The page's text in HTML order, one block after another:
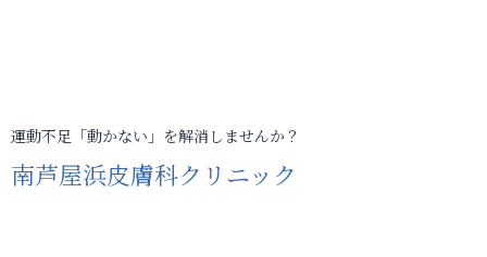
運動不足「動かない」を解消しませんか？
南芦屋浜皮膚科クリニック